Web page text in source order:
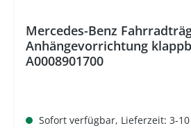
Mercedes-Benz
Anhängevorrichtung
A0008901700
Sofort verfügbar, Lieferzeit: 3-10